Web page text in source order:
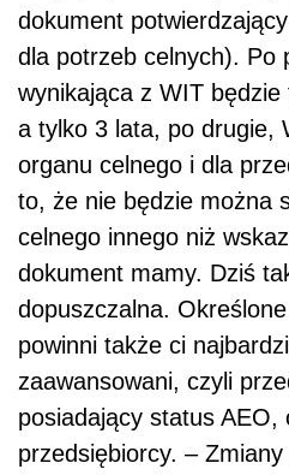
dokument
dla potrzeb celnych). Po
wynikająca z WIT będzie
a tylko 3 lata, po drugie,
organu celnego i dla
to, że nie będzie można
celnego innego niż
dokument mamy. Dziś
dopuszczalna.
powinni także ci
zaawansowani, czyli
posiadający status AEO,
przedsiębiorcy. –